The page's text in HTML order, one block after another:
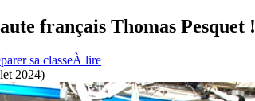
français Thomas Pesquet !
sa classeÀ lire
2024)